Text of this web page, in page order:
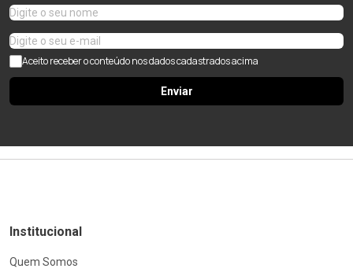
Aceito receber o conteúdo nos dados cadastrados acima
Enviar
Institucional
Quem Somos